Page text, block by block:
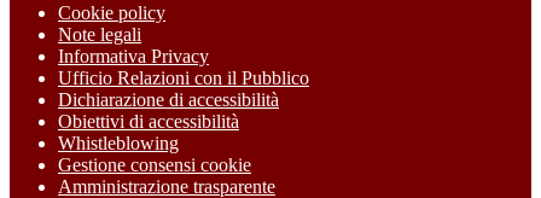
Cookie policy
Note legali
Informativa Privacy
Ufficio Relazioni con il Pubblico
Dichiarazione di accessibilità
Obiettivi di accessibilità
Whistleblowing
Gestione consensi cookie
Amministrazione trasparente